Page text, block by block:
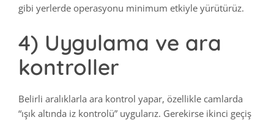
gibi yerlerde operasyonu minimum etkiyle yürütürüz.
4) Uygulama ve ara
kontroller
Belirli aralıklarla ara kontrol yapar, özellikle camlarda
“ışık altında iz kontrolü” uygularız. Gerekirse ikinci geçiş